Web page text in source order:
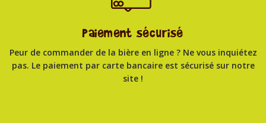
Paiement sécurisé
Peur de commander de la bière en ligne ? Ne vous inquiétez
pas. Le paiement par carte bancaire est sécurisé sur notre
site !